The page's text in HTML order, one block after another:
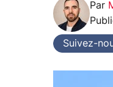
Par
Suivez-